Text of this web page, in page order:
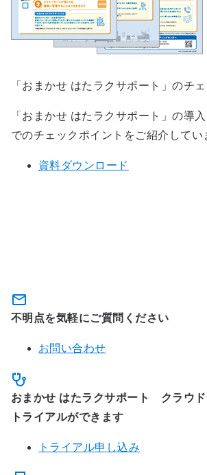
「おまかせ はたラクサポート」のチ
「おまかせ はたラクサポート」の導
でのチェックポイントをご紹介してい
資料ダウンロード
不明点を気軽にご質問ください
お問い合わせ
おまかせ はたラクサポート クラウ
トライアルができます
トライアル申し込み